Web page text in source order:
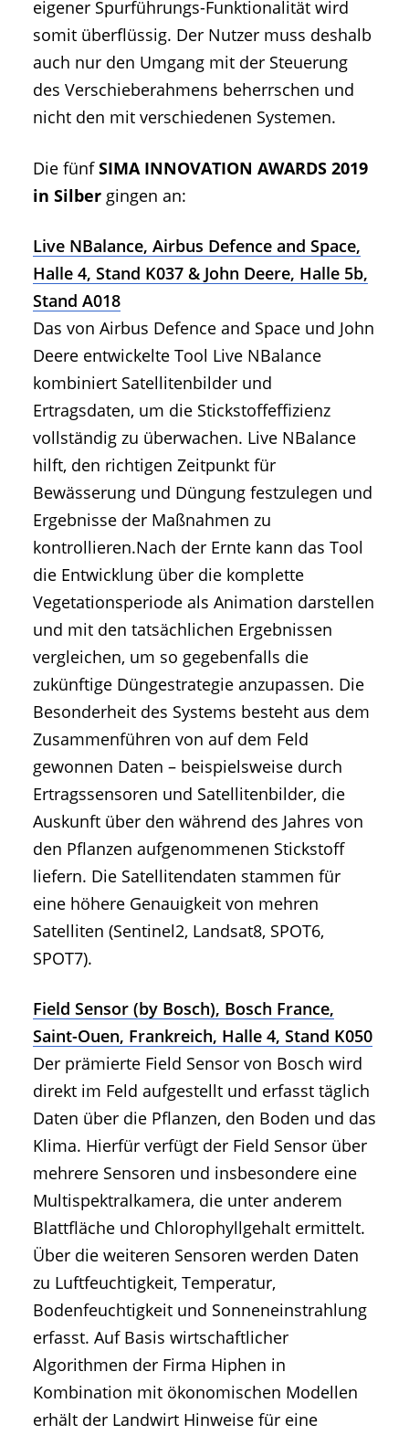
eigener Spurführungs-Funktionalität wird
somit überflüssig. Der Nutzer muss deshalb
auch nur den Umgang mit der Steuerung
des Verschieberahmens beherrschen und
nicht den mit verschiedenen Systemen.
Die fünfSIMA INNOVATION AWARDS 2019
in Silber gingen an:
Live NBalance, Airbus Defence and Space,
Halle 4, Stand K037 & John Deere, Halle 5b,
Stand A018
Das von Airbus Defence and Space und John
Deere entwickelte Tool Live NBalance
kombiniert Satellitenbilder und
Ertragsdaten, um die Stickstoffeffizienz
vollständig zu überwachen. Live NBalance
hilft, den richtigen Zeitpunkt für
Bewässerung und Düngung festzulegen und
Ergebnisse der Maßnahmen zu
kontrollieren.Nach der Ernte kann das Tool
die Entwicklung über die komplette
Vegetationsperiode als Animation darstellen
und mit den tatsächlichen Ergebnissen
vergleichen, um so gegebenfalls die
zukünftige Düngestrategie anzupassen. Die
Besonderheit des Systems besteht aus dem
Zusammenführen von auf dem Feld
gewonnen Daten – beispielsweise durch
Ertragssensoren und Satellitenbilder, die
Auskunft über den während des Jahres von
den Pflanzen aufgenommenen Stickstoff
liefern. Die Satellitendaten stammen für
eine höhere Genauigkeit von mehren
Satelliten (Sentinel2, Landsat8, SPOT6,
SPOT7).
Field Sensor (by Bosch), Bosch France,
Saint-Ouen, Frankreich, Halle 4, Stand K050
Der prämierte Field Sensor von Bosch wird
direkt im Feld aufgestellt und erfasst täglich
Daten über die Pflanzen, den Boden und das
Klima. Hierfür verfügt der Field Sensor über
mehrere Sensoren und insbesondere eine
Multispektralkamera, die unter anderem
Blattfläche und Chlorophyllgehalt ermittelt.
Über die weiteren Sensoren werden Daten
zu Luftfeuchtigkeit, Temperatur,
Bodenfeuchtigkeit und Sonneneinstrahlung
erfasst. Auf Basis wirtschaftlicher
Algorithmen der Firma Hiphen in
Kombination mit ökonomischen Modellen
erhält der Landwirt Hinweise für eine